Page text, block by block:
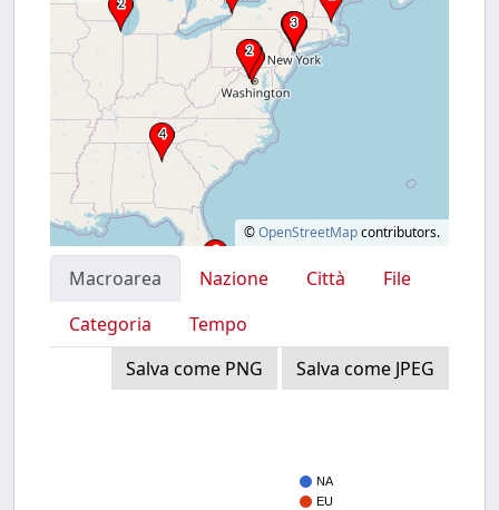
©OpenStreetMapcontributors.
Macroarea Nazione Città
File
Categoria
Tempo
Salva come PNG
Salva come JPEG
NA
EU